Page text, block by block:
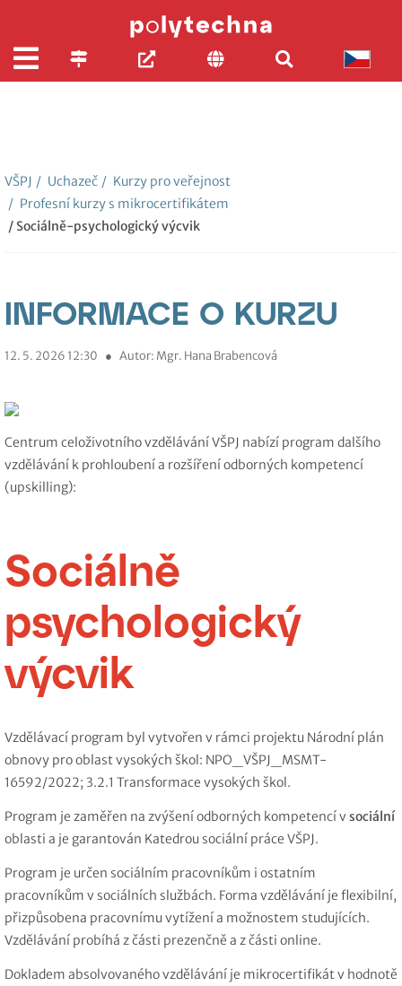
VŠPJ / Uchazeč / Kurzy pro veřejnost
/ Profesní kurzy s mikrocertifikátem
/ Sociálně-psychologický výcvik
INFORMACE O KURZU
12. 5. 2026 12:30 ● Autor: Mgr. Hana Brabencová
Centrum celoživotního vzdělávání VŠPJ nabízí program dalšího
vzdělávání k prohloubení a rozšíření odborných kompetencí
(upskilling):
Sociálně
psychologický
výcvik
Vzdělávací program byl vytvořen v rámci projektu Národní plán
obnovy pro oblast vysokých škol: NPO_VŠPJ_MSMT-
16592/2022; 3.2.1 Transformace vysokých škol.
Program je zaměřen na zvýšení odborných kompetencí vsociální
oblasti a je garantován Katedrou sociální práce VŠPJ.
Program je určen sociálním pracovníkům i ostatním
pracovníkům v sociálních službách. Forma vzdělávání je flexibilní,
přizpůsobena pracovnímu vytížení a možnostem studujících.
Vzdělávání probíhá z části prezenčně a z části online.
Dokladem absolvovaného vzdělávání je mikrocertifikát v hodnotě